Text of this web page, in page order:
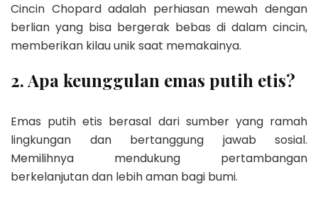
Cincin Chopard adalah perhiasan mewah dengan
berlian yang bisa bergerak bebas di dalam cincin,
memberikan kilau unik saat memakainya.
2. Apa keunggulan emas putih etis?
Emas putih etis berasal dari sumber yang ramah
lingkungan dan bertanggung jawab sosial.
Memilihnya mendukung pertambangan
berkelanjutan dan lebih aman bagi bumi.